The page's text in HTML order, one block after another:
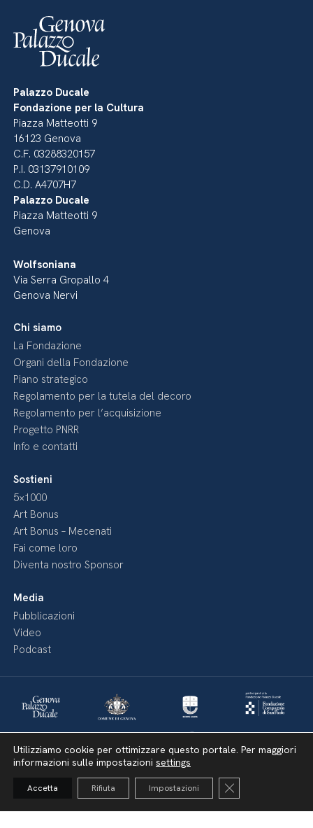
Palazzo Ducale
Fondazione per la Cultura
Piazza Matteotti 9
16123 Genova
C.F. 03288320157
P.I. 03137910109
C.D. A4707H7
Palazzo Ducale
Piazza Matteotti 9
Genova
Wolfsoniana
Via Serra Gropallo 4
Genova Nervi
Chi siamo
La Fondazione
Organi della Fondazione
Piano strategico
Regolamento per la tutela del decoro
Regolamento per l’acquisizione
Progetto PNRR
Info e contatti
Sostieni
5×1000
Art Bonus
Art Bonus – Mecenati
Fai come loro
Diventa nostro Sponsor
Media
Pubblicazioni
Video
Podcast
Utilizziamo cookie per ottimizzare questo portale. Per maggiori
informazioni sulle impostazioni settings
Accetta Rifiuta Impostazioni Close GDPR